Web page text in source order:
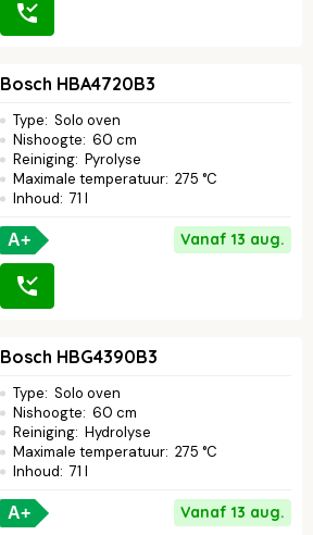
Bosch HBA4720B3
Type: Solo oven
Nishoogte: 60 cm
Reiniging: Pyrolyse
Maximale temperatuur: 275 °C
Inhoud: 71 l
A+ Vanaf 13 aug.
Bosch HBG4390B3
Type: Solo oven
Nishoogte: 60 cm
Reiniging: Hydrolyse
Maximale temperatuur: 275 °C
Inhoud: 71 l
A+ Vanaf 13 aug.